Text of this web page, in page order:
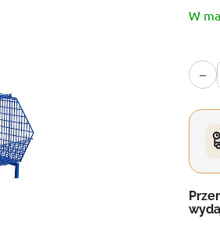
W
−